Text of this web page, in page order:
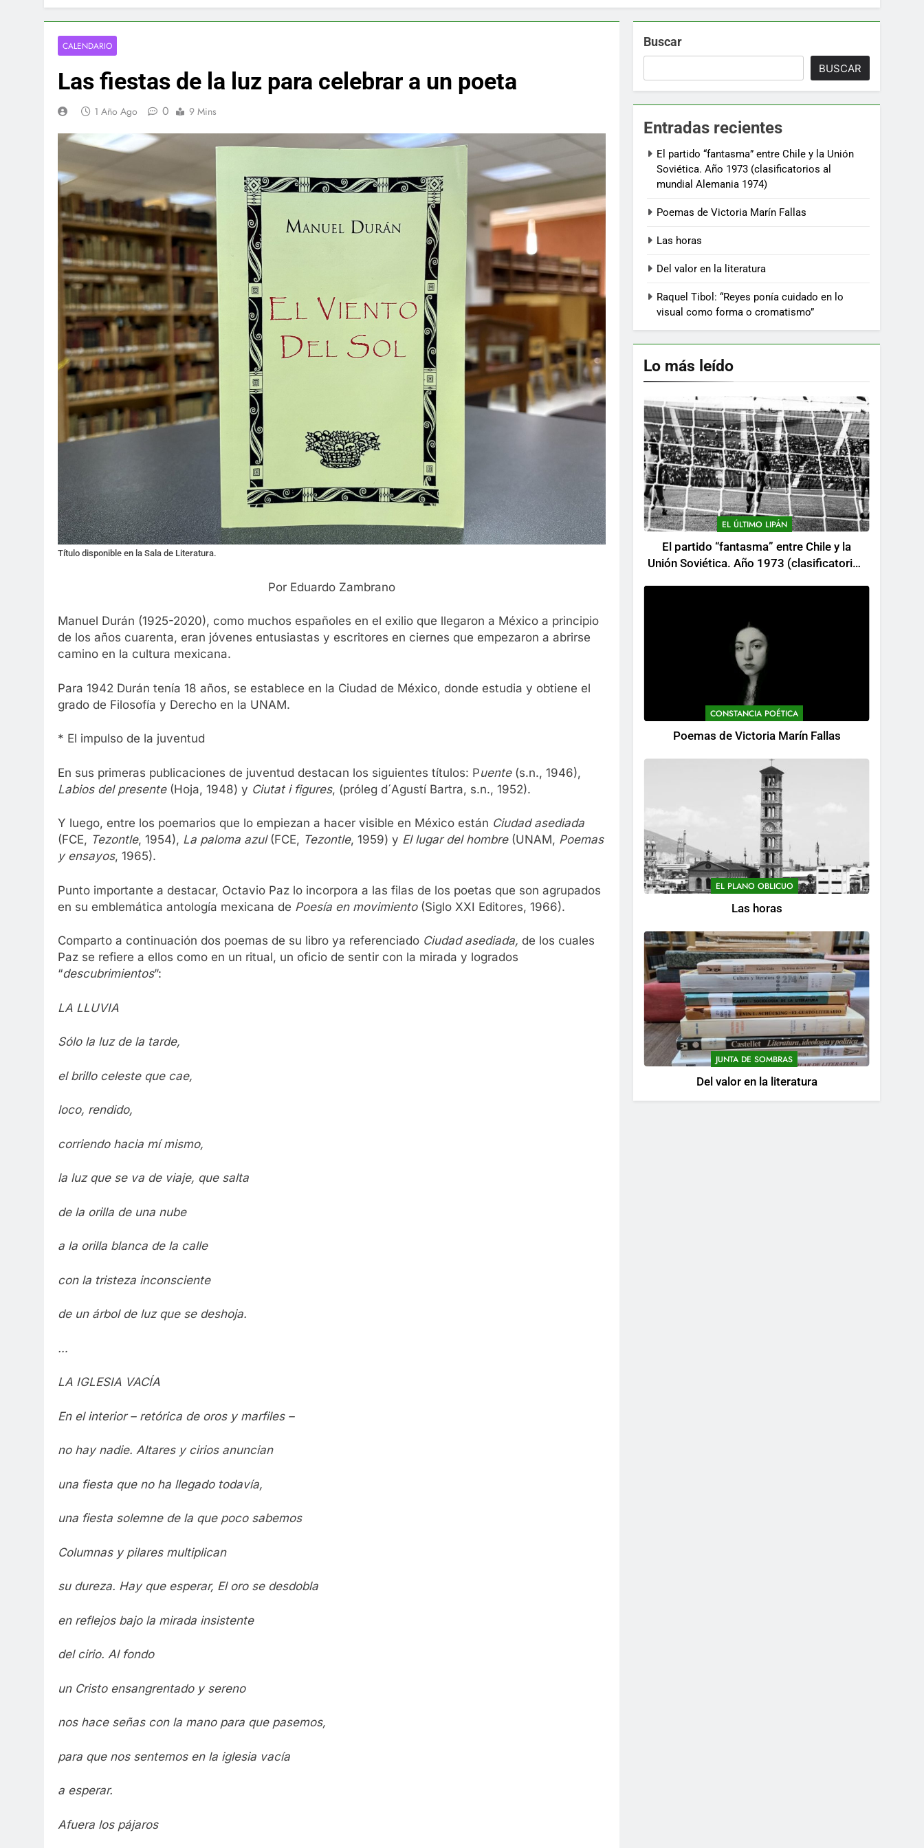
CALENDARIO
Las fiestas de la luz para celebrar a un poeta
1 Año Ago 0 9 Mins
Título disponible en la Sala de Literatura.
Por Eduardo Zambrano
Manuel Durán (1925-2020), como muchos españoles en el exilio que llegaron a México a principio
de los años cuarenta, eran jóvenes entusiastas y escritores en ciernes que empezaron a abrirse
camino en la cultura mexicana.
Para 1942 Durán tenía 18 años, se establece en la Ciudad de México, donde estudia y obtiene el
grado de Filosofía y Derecho en la UNAM.
* El impulso de la juventud
En sus primeras publicaciones de juventud destacan los siguientes títulos: Puente(s.n., 1946),
Labios del presente(Hoja, 1948) y Ciutat i figures, (próleg d´Agustí Bartra, s.n., 1952).
Y luego, entre los poemarios que lo empiezan a hacer visible en México están Ciudad asediada
(FCE, Tezontle, 1954), La paloma azul(FCE, Tezontle, 1959) y El lugar del hombre(UNAM, Poemas
y ensayos, 1965).
Punto importante a destacar, Octavio Paz lo incorpora a las filas de los poetas que son agrupados
en su emblemática antología mexicana de Poesía en movimiento(Siglo XXI Editores, 1966).
Comparto a continuación dos poemas de su libro ya referenciado Ciudad asediada, de los cuales
Paz se refiere a ellos como en un ritual, un oficio de sentir con la mirada y logrados
“descubrimientos”:
LA LLUVIA
Sólo la luz de la tarde,
el brillo celeste que cae,
loco, rendido,
corriendo hacia mí mismo,
la luz que se va de viaje, que salta
de la orilla de una nube
a la orilla blanca de la calle
con la tristeza inconsciente
de un árbol de luz que se deshoja.
…
LA IGLESIA VACÍA
En el interior – retórica de oros y marfiles –
no hay nadie. Altares y cirios anuncian
una fiesta que no ha llegado todavía,
una fiesta solemne de la que poco sabemos
Columnas y pilares multiplican
su dureza. Hay que esperar, El oro se desdobla
en reflejos bajo la mirada insistente
del cirio. Al fondo
un Cristo ensangrentado y sereno
nos hace señas con la mano para que pasemos,
para que nos sentemos en la iglesia vacía
a esperar.
Afuera los pájaros
Buscar
BUSCAR
Entradas recientes
El partido “fantasma” entre Chile y la Unión
Soviética. Año 1973 (clasificatorios al
mundial Alemania 1974)
Poemas de Victoria Marín Fallas
Las horas
Del valor en la literatura
Raquel Tibol: “Reyes ponía cuidado en lo
visual como forma o cromatismo”
Lo más leído
EL ÚLTIMO LIPÁN
El partido “fantasma” entre Chile y la
Unión Soviética. Año 1973 (clasificatorios
CONSTANCIA POÉTICA
Poemas de Victoria Marín Fallas
EL PLANO OBLICUO
Las horas
JUNTA DE SOMBRAS
Del valor en la literatura